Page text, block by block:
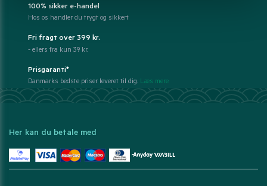
100% sikker e-handel
Hos os handler du trygt og sikkert
Fri fragt over 399 kr.
- ellers fra kun 39 kr.
Prisgaranti*
Danmarks bedste priser leveret til dig. Læs mere
Her kan du betale med